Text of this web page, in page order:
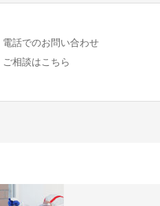
電話でのお問い合わせ
ご相談はこちら